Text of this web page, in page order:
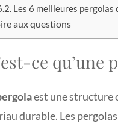
Les 6 meilleures pergolas
aux questions
ce qu’une
est une structure
durable. Les